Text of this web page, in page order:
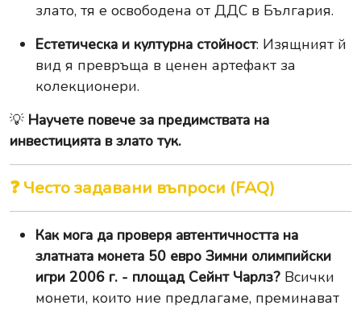
злато, тя е освободена от ДДС в България.
Естетическа и културна стойност: Изящният й
вид я превръща в ценен артефакт за
колекционери.
💡 Научете повече за предимствата на
инвестицията в злато тук.
❓ Често задавани въпроси (FAQ)
Как мога да проверя автентичността на
златната монета 50 евро Зимни олимпийски
игри 2006 г. - площад Сейнт Чарлз? Всички
монети, които ние предлагаме, преминават